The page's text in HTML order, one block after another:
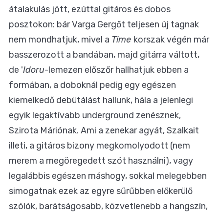
átalakulás jött, ezúttal gitáros és dobos
posztokon: bár Varga Gergőt teljesen új tagnak
nem mondhatjuk, mivel a Time korszak végén már
basszerozott a bandában, majd gitárra váltott,
de 'Idoru-lemezen előszőr hallhatjuk ebben a
formában, a doboknál pedig egy egészen
kiemelkedő debütálást hallunk, hála a jelenlegi
egyik legaktívabb underground zenésznek,
Szirota Máriónak. Ami a zenekar agyát, Szalkait
illeti, a gitáros bizony megkomolyodott (nem
merem a megöregedett szót használni), vagy
legalábbis egészen máshogy, sokkal melegebben
simogatnak ezek az egyre sűrűbben előkerülő
szólók, barátságosabb, közvetlenebb a hangszín,